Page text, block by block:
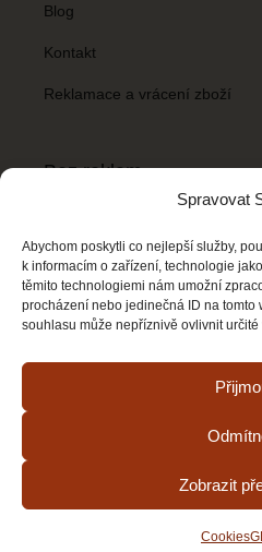
Spravovat
Abychom poskytli co nejlepší služby,
k informacím o zařízení, technologie
těmito technologiemi nám umožní
procházení nebo jedinečná ID na
souhlasu může nepříznivě ovlivnit
Zobrazit
Cookies
Blog
Kontakt
Reklamace a vrácení zboží
Bez reklam
Chceš mít Recepty snadno bez
Vybrat balíček
© Recepty snadno. Všechna práva
Podmínky užití
Webové stránky